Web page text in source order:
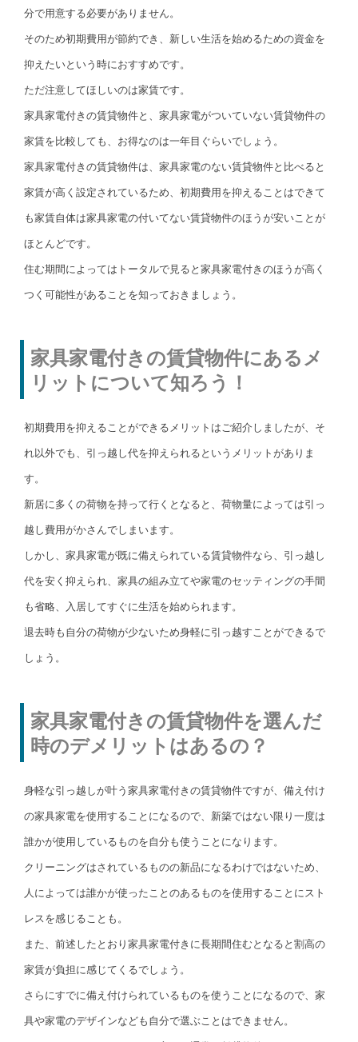
分で用意する必要がありません。
そのため初期費用が節約でき、新しい生活を始めるための資金を
抑えたいという時におすすめです。
ただ注意してほしいのは家賃です。
家具家電付きの賃貸物件と、家具家電がついていない賃貸物件の
家賃を比較しても、お得なのは一年目ぐらいでしょう。
家具家電付きの賃貸物件は、家具家電のない賃貸物件と比べると
家賃が高く設定されているため、初期費用を抑えることはできて
も家賃自体は家具家電の付いてない賃貸物件のほうが安いことが
ほとんどです。
住む期間によってはトータルで見ると家具家電付きのほうが高く
つく可能性があることを知っておきましょう。
家具家電付きの賃貸物件にあるメ
リットについて知ろう！
初期費用を抑えることができるメリットはご紹介しましたが、そ
れ以外でも、引っ越し代を抑えられるというメリットがありま
す。
新居に多くの荷物を持って行くとなると、荷物量によっては引っ
越し費用がかさんでしまいます。
しかし、家具家電が既に備えられている賃貸物件なら、引っ越し
代を安く抑えられ、家具の組み立てや家電のセッティングの手間
も省略、入居してすぐに生活を始められます。
退去時も自分の荷物が少ないため身軽に引っ越すことができるで
しょう。
家具家電付きの賃貸物件を選んだ
時のデメリットはあるの？
身軽な引っ越しが叶う家具家電付きの賃貸物件ですが、備え付け
の家具家電を使用することになるので、新築ではない限り一度は
誰かが使用しているものを自分も使うことになります。
クリーニングはされているものの新品になるわけではないため、
人によっては誰かが使ったことのあるものを使用することにスト
レスを感じることも。
また、前述したとおり家具家電付きに長期間住むとなると割高の
家賃が負担に感じてくるでしょう。
さらにすでに備え付けられているものを使うことになるので、家
具や家電のデザインなども自分で選ぶことはできません。